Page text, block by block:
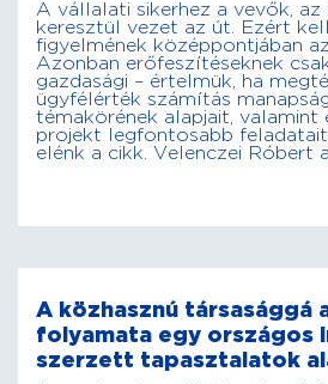
A vállalati sikerhez a vevők, az
keresztül vezet az út. Ezért
figyelmének középpontjában
Azonban erőfeszítéseknek
gazdasági – értelmük, ha
ügyfélérték számítás
témakörének alapjait, valamint
projekt legfontosabb
elénk a cikk. Velenczei Róbert
A közhasznú társasággá
folyamata egy országos
szerzett tapasztalatok